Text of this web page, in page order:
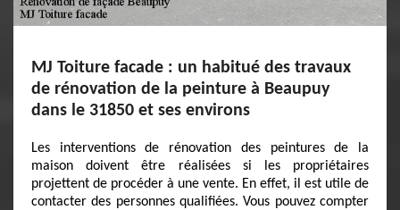
MJ Toiture facade : un habitué des travaux
de rénovation de la peinture à Beaupuy
dans le 31850 et ses environs
Les interventions de rénovation des peintures de la
maison doivent être réalisées si les propriétaires
projettent de procéder à une vente. En effet, il est utile de
contacter des personnes qualifiées. Vous pouvez compter